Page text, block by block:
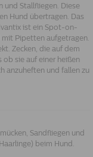
und Stallfliegen. Diese
Hund übertragen. Das
ist ein Spot-on-
mit Pipetten aufgetragen.
Zecken, die auf dem
ob sie auf einer heißen
anzuheften und fallen zu
Sandfliegen und
beim Hund.